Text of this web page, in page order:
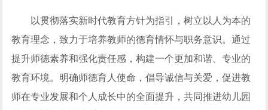
以贯彻落实新时代教育方针为指引，树立以人为本的
教育理念，致力于培养教师的德育情怀与职务意识。通过
提升师德素养和强化责任感，构建一个更加和谐、专业的
教育环境。明确师德育人使命，倡导诚信与关爱，促进教
师在专业发展和个人成长中的全面提升，共同推进幼儿园